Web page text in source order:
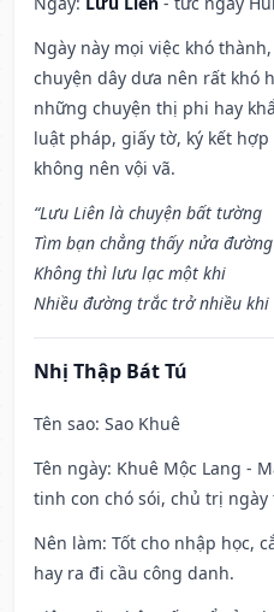
Ngày này mọi việc khó
chuyện dây dưa nên rất khó
những chuyện thị phi hay
luật pháp, giấy tờ, ký kết
không nên vội vã.
“Lưu Liên là chuyện bất tường
Tìm bạn chẳng thấy nửa
Không thì lưu lạc một khi
Nhiều đường trắc trở nhiều khi
Nhị Thập Bát Tú
Tên sao: Sao Khuê
Tên ngày: Khuê Mộc Lang -
tinh con chó sói, chủ trị ngày
Nên làm: Tốt cho nhập học,
hay ra đi cầu công danh.